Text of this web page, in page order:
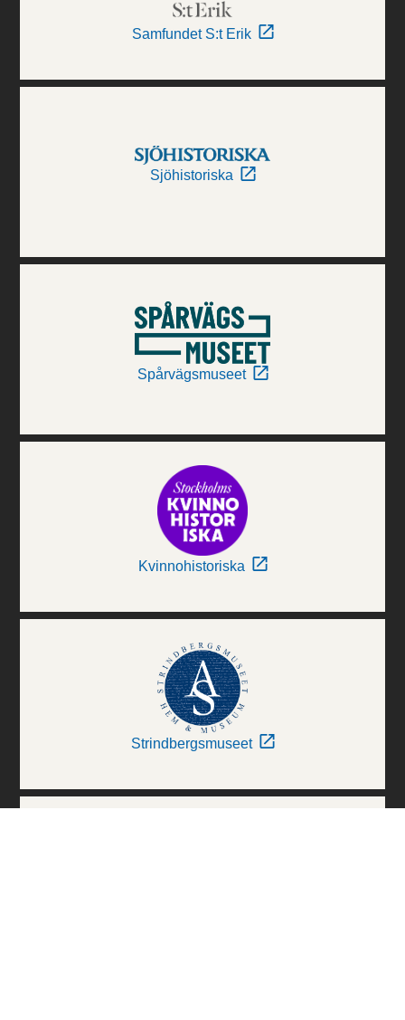
Samfundet S:t Erik
Sjöhistoriska
Spårvägsmuseet
Kvinnohistoriska
Strindbergsmuseet